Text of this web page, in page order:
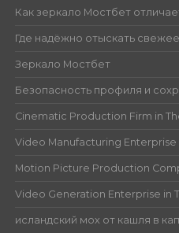
Как зеркало Мостбет
Где надёжно отыскать
Зеркало Мостбет
Безопасность профиля и
Cinematic Production Firm in
Video Manufacturing Enterprise
Motion Picture Production
Video Generation Enterprise in
исландский мох от кашля в